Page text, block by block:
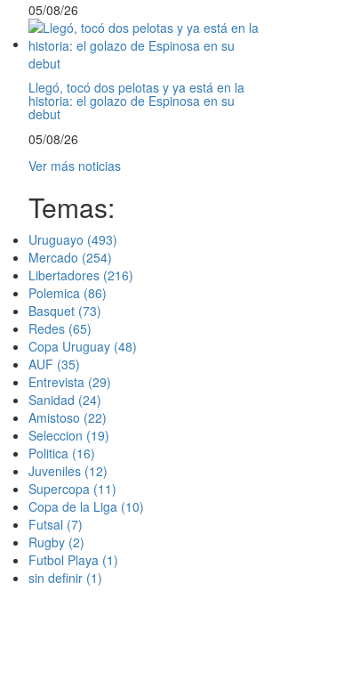
05/08/26
Llegó, tocó dos pelotas y ya está en la
historia: el golazo de Espinosa en su
debut
05/08/26
Ver más noticias
Temas:
Uruguayo (493)
Mercado (254)
Libertadores (216)
Polemica (86)
Basquet (73)
Redes (65)
Copa Uruguay (48)
AUF (35)
Entrevista (29)
Sanidad (24)
Amistoso (22)
Seleccion (19)
Politica (16)
Juveniles (12)
Supercopa (11)
Copa de la Liga (10)
Futsal (7)
Rugby (2)
Futbol Playa (1)
sin definir (1)